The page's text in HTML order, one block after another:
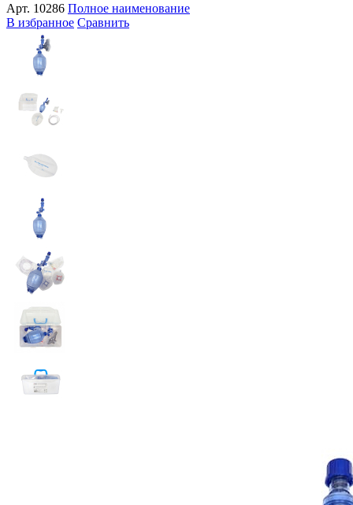
Арт. 10286 Полное наименование
В избранное Сравнить